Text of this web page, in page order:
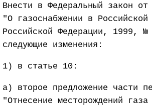
Внести в Федеральный закон
"О газоснабжении в
Российской Федерации,
следующие изменения:
1) в статье 10:
а) второе предложение части
"Отнесение месторождений